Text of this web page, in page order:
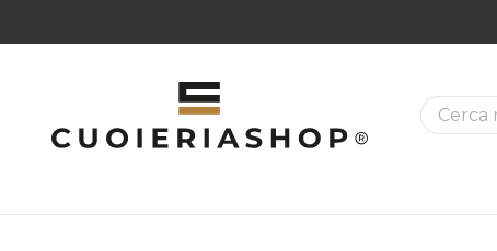
La ricerca